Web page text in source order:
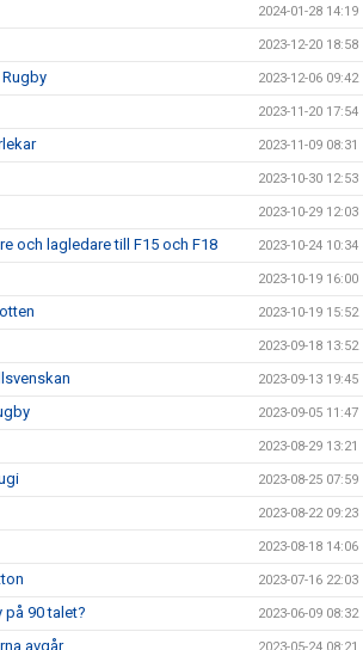
2024-01-28 14:19
2023-12-20 18:58
2023-12-06 09:42
2023-11-20 17:54
2023-11-09 08:31
2023-10-30 12:53
2023-10-29 12:03
och lagledare till F15 och F18 2023-10-24 10:34
2023-10-19 16:00
2023-10-19 15:52
2023-09-18 13:52
2023-09-13 19:45
2023-09-05 11:47
2023-08-29 13:21
2023-08-25 07:59
2023-08-22 09:23
2023-08-18 14:06
2023-07-16 22:03
90 talet? 2023-06-09 08:32
avgår